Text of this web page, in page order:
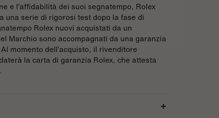
e l’affidabilità dei suoi segnatempo, Rolex
una serie di rigorosi test dopo la fase di
Rolex nuovi acquistati da un
Marchio sono accompagnati da una garanzia
momento dell’acquisto, il rivenditore
la carta di garanzia Rolex, che attesta